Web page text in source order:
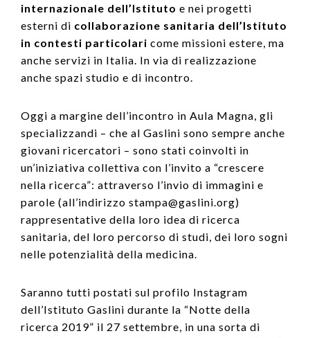
internazionale dell’Istituto e nei progetti
esterni di collaborazione sanitaria dell’Istituto
in contesti particolari come missioni estere, ma
anche servizi in Italia. In via di realizzazione
anche spazi studio e di incontro.
Oggi a margine dell’incontro in Aula Magna, gli
specializzandi – che al Gaslini sono sempre anche
giovani ricercatori – sono stati coinvolti in
un’iniziativa collettiva con l’invito a “crescere
nella ricerca”: attraverso l’invio di immagini e
parole (all’indirizzo stampa@gaslini.org)
rappresentative della loro idea di ricerca
sanitaria, del loro percorso di studi, dei loro sogni
nelle potenzialità della medicina.
Saranno tutti postati sul profilo Instagram
dell’Istituto Gaslini durante la “Notte della
ricerca 2019” il 27 settembre, in una sorta di